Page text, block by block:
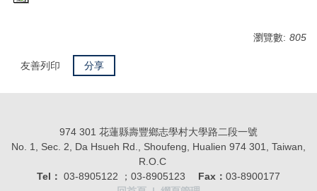
瀏覽數: 805
友善列印 分享
974 301 花蓮縣壽豐鄉志學村大學路二段一號
No. 1, Sec. 2, Da Hsueh Rd., Shoufeng, Hualien 974 301, Taiwan,
R.O.C
Tel： 03-8905122 ；03-8905123 Fax： 03-8900177